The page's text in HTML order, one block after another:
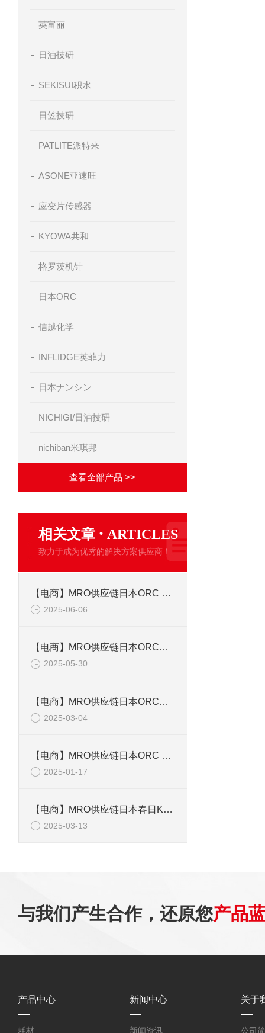
英富丽
日油技研
SEKISUI积水
日笠技研
PATLITE派特来
ASONE亚速旺
应变片传感器
KYOWA共和
格罗茨机针
日本ORC
信越化学
INFLIDGE英菲力
日本ナンシン
NICHIGI/日油技研
nichiban米琪邦
查看全部产品 >>
相关文章 · ARTICLES
致力于成为优秀的解决方案供应商！
【电商】MRO供应链日本ORC 紫外线汞灯 HHL-4000C-FS
2025-06-06
【电商】MRO供应链日本ORC紫外线照度计UV-CH300-M03A
2025-05-30
【电商】MRO供应链日本ORC欧阿希HHL-4000C-FS 紫外线汞灯
2025-03-04
【电商】MRO供应链日本ORC 紫外线照度计.光量计UV-CH300-M03A
2025-01-17
【电商】MRO供应链日本春日KASUGA控制器PST-2005N
2025-03-13
与我们产生合作，还原您产品
产品中心
耗材
新闻中心
新闻资讯
关于
公司